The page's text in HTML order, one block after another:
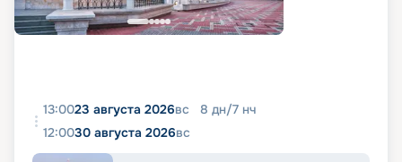
13:0023 августа 2026вс 8 дн/7 нч
12:0030 августа 2026вс